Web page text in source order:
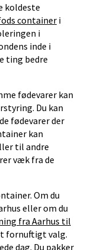
koldeste
container i
i
inde i
ting bedre
fødevarer kan
Du kan
fødevarer der
kan
til andre
væk fra de
Om du
eller om du
fra Aarhus til
fornuftigt valg.
dag. Du pakker